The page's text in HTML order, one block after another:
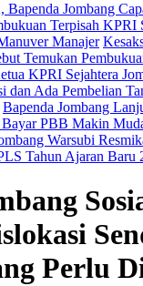
Bapenda Jombang
Terpisah KPRI
Manajer
Temukan
KPRI Sejahtera
dan Ada Pembelian
Bapenda Jombang
PBB Makin
Warsubi
Tahun Ajaran Baru
Perlu